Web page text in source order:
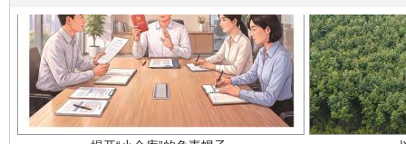
揭开“小金库”的免责幌子